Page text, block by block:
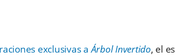
exclusivas aÁrbol Invertido, el